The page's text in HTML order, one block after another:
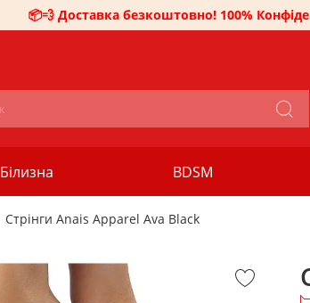
📦💨 Доставка безкоштовно! 100%
Білизна BDSM
Стрінги Anais Apparel Ava Black